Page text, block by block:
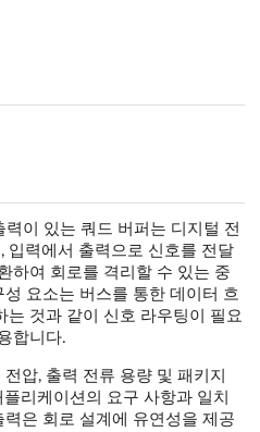
이 있는 쿼드 버퍼는 디지털 전
입력에서 출력으로 신호를 전달
하여 회로를 격리할 수 있는 중
요소는 버스를 통한 데이터 흐
는 것과 같이 신호 라우팅이 필요
합니다.
압, 출력 전류 용량 및 패키지
리케이션의 요구 사항과 일치
은 회로 설계에 유연성을 제공